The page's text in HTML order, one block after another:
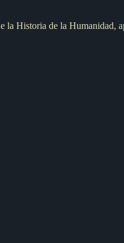
la Historia de la